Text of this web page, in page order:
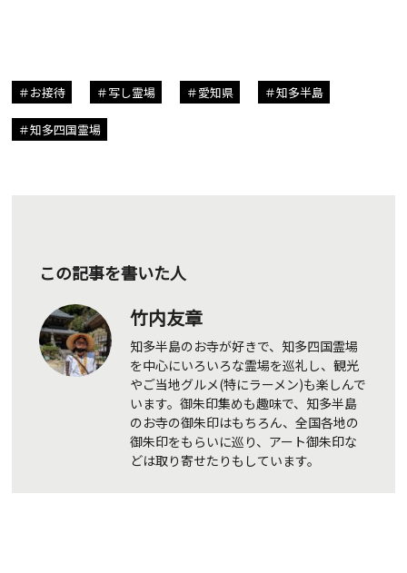
お接待 写し霊場 愛知県 知多半島
知多四国霊場
この記事を書いた人
竹内友章
知多半島のお寺が好きで、知多四国霊場
を中心にいろいろな霊場を巡礼し、観光
やご当地グルメ(特にラーメン)も楽しんで
います。御朱印集めも趣味で、知多半島
のお寺の御朱印はもちろん、全国各地の
御朱印をもらいに巡り、アート御朱印な
どは取り寄せたりもしています。